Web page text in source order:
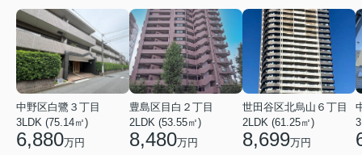
中野区白鷺３丁目
3LDK (75.14㎡)
6,880万円
豊島区目白２丁目
2LDK (53.55㎡)
8,480万円
世田谷区北烏山６丁目
2LDK (61.25㎡)
8,699万円